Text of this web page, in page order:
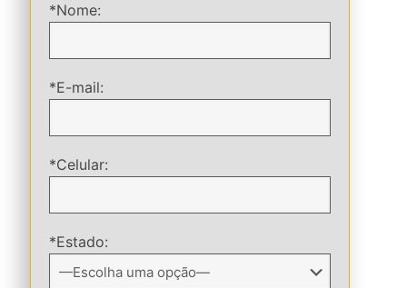
*Nome:
*E-mail:
*Celular:
*Estado: